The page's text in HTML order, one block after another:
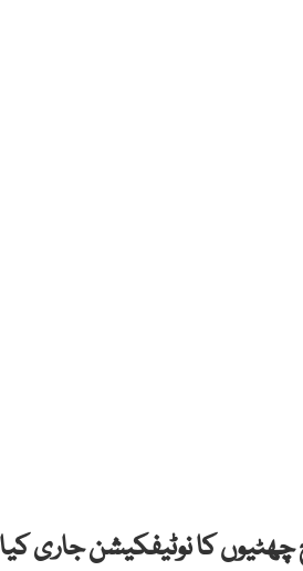
کا نوٹیفکیشن جاری